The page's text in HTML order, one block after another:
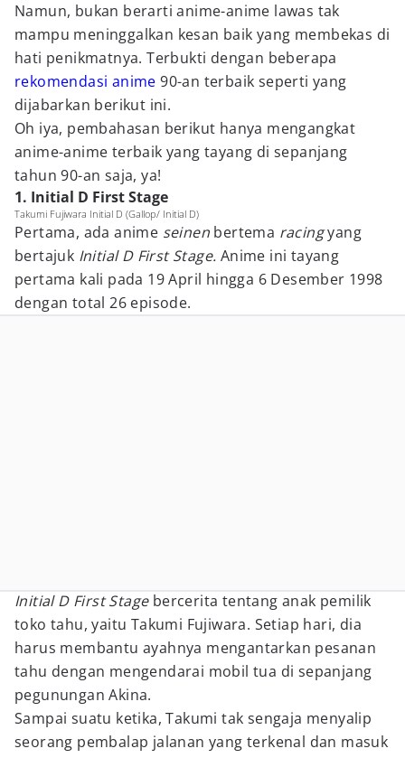
Namun, bukan berarti anime-anime lawas tak
mampu meninggalkan kesan baik yang membekas di
hati penikmatnya. Terbukti dengan beberapa
rekomendasi anime 90-an terbaik seperti yang
dijabarkan berikut ini.
Oh iya, pembahasan berikut hanya mengangkat
anime-anime terbaik yang tayang di sepanjang
tahun 90-an saja, ya!
1. Initial D First Stage
Takumi Fujiwara Initial D (Gallop/ Initial D)
Pertama, ada anime seinen bertema racingyang
bertajuk Initial D First Stage. Anime ini tayang
pertama kali pada 19 April hingga 6 Desember 1998
dengan total 26 episode.
Initial D First Stage bercerita tentang anak pemilik
toko tahu, yaitu Takumi Fujiwara. Setiap hari, dia
harus membantu ayahnya mengantarkan pesanan
tahu dengan mengendarai mobil tua di sepanjang
pegunungan Akina.
Sampai suatu ketika, Takumi tak sengaja menyalip
seorang pembalap jalanan yang terkenal dan masuk